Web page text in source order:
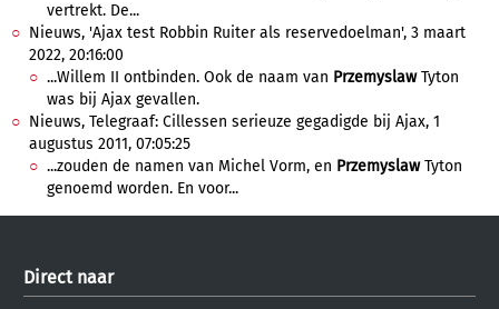
vertrekt. De...
Nieuws, 'Ajax test Robbin Ruiter als reservedoelman', 3 maart
2022, 20:16:00
...Willem II ontbinden. Ook de naam van PrzemyslawTyton
was bij Ajax gevallen.
Nieuws, Telegraaf: Cillessen serieuze gegadigde bij Ajax, 1
augustus 2011, 07:05:25
...zouden de namen van Michel Vorm, en PrzemyslawTyton
genoemd worden. En voor...
Direct naar